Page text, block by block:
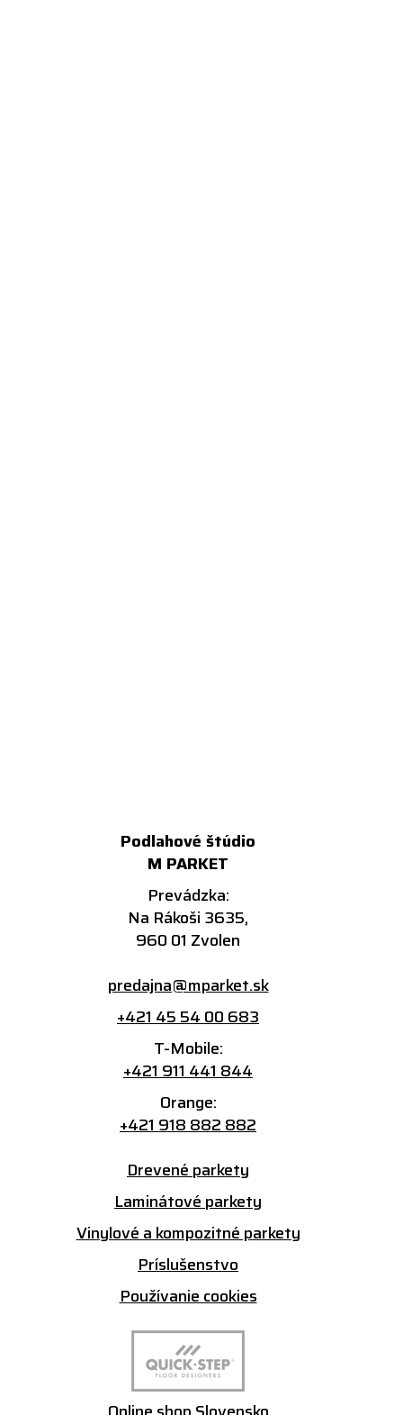
Podlahové štúdio
M PARKET
Prevádzka:
Na Rákoši 3635,
960 01 Zvolen
predajna@mparket.sk
+421 45 54 00 683
T-Mobile:
+421 911 441 844
Orange:
+421 918 882 882
Drevené parkety
Laminátové parkety
Vinylové a kompozitné parkety
Príslušenstvo
Používanie cookies